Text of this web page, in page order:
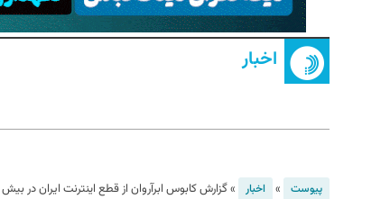
اخبار
پیوست » اخبار »گزارش کابوس ابرآروان از قطع اینترنت ایران در بیش از ۱۶۰